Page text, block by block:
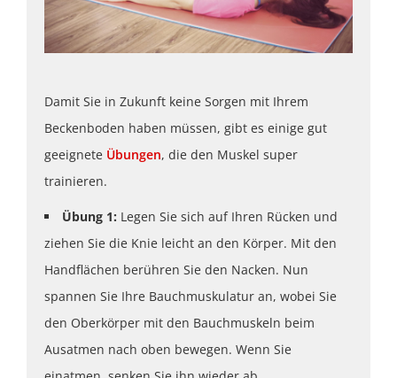
Damit Sie in Zukunft keine Sorgen mit Ihrem
Beckenboden haben müssen, gibt es einige gut
geeignete Übungen, die den Muskel super
trainieren.
Übung 1: Legen Sie sich auf Ihren Rücken und
ziehen Sie die Knie leicht an den Körper. Mit den
Handflächen berühren Sie den Nacken. Nun
spannen Sie Ihre Bauchmuskulatur an, wobei Sie
den Oberkörper mit den Bauchmuskeln beim
Ausatmen nach oben bewegen. Wenn Sie